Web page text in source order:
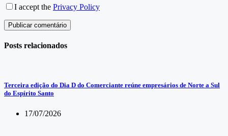
I accept the Privacy Policy
Publicar comentário
Posts relacionados
Terceira edição do Dia D do Comerciante reúne empresários de Norte a Sul
do Espírito Santo
17/07/2026